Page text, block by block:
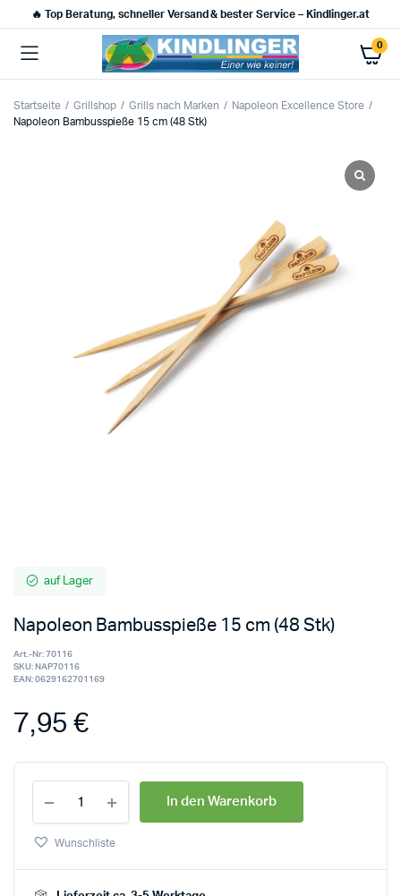
🔥 Top Beratung, schneller Versand & bester Service – Kindlinger.at
0
Startseite Grillshop Grills nach Marken
Napoleon Excellence Store
Napoleon Bambusspieße 15 cm (48 Stk)
auf Lager
Napoleon Bambusspieße 15 cm (48 Stk)
Art.-Nr:70116
SKU: NAP70116
EAN:0629162701169
7,95€
In den Warenkorb
Wunschliste